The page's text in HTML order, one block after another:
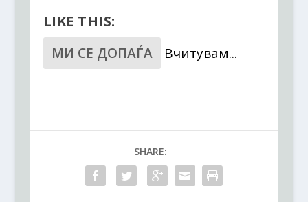
LIKE THIS:
МИ СЕ ДОПАЃА Вчитувам...
SHARE: